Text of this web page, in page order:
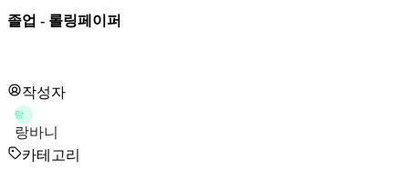
졸업 - 롤링페이퍼
작성자
랑
랑바니
카테고리